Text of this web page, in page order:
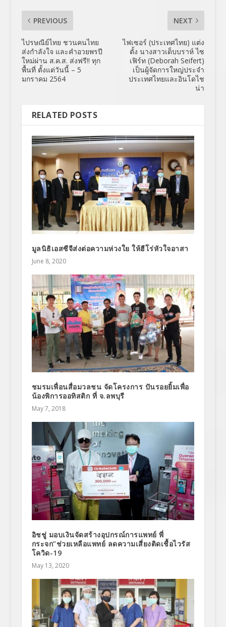
PREVIOUS
ไปรษณีย์ไทย ชวนคนไทย
ส่งกำลังใจ และคำอวยพรปี
ใหม่ผ่าน ส.ค.ส. ส่งฟรี!! ทุก
พื้นที่ ตั้งแต่วันนี้ – 5
มกราคม 2564
NEXT
ไฟเซอร์ (ประเทศไทย) แต่ง
ตั้ง นางสาวเด็บบราห์ ไซ
เฟิร์ท (Deborah Seifert)
เป็นผู้จัดการใหญ่ประจำ
ประเทศไทยและอินโดไช
น่า
RELATED POSTS
มูลนิธิเอสซีจีส่งต่อความห่วงใย ให้ฮีโร่หัวใจอาสา
June 8, 2020
ชมรมเพื่อนสื่อมวลชน จัดโครงการ ปันรอยยิ้มเพื่อ
น้องพิการออทิสติก ที่ จ.ลพบุรี
May 7, 2018
อิชชู่ มอบเงินจัดสร้างอุปกรณ์การแพทย์ พี่
กระจก”ช่วยเหลือแพทย์ ลดความเสี่ยงติดเชื้อไวรัส
โควิด-19
May 13, 2020